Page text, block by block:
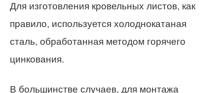
Для изготовления кровельных листов, как
правило, используется холоднокатаная
сталь, обработанная методом горячего
цинкования.
В большинстве случаев, для монтажа